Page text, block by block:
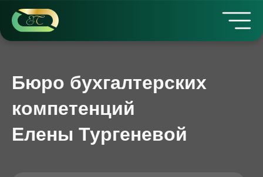
Бюро бухгалтерских
компетенций
Елены Тургеневой